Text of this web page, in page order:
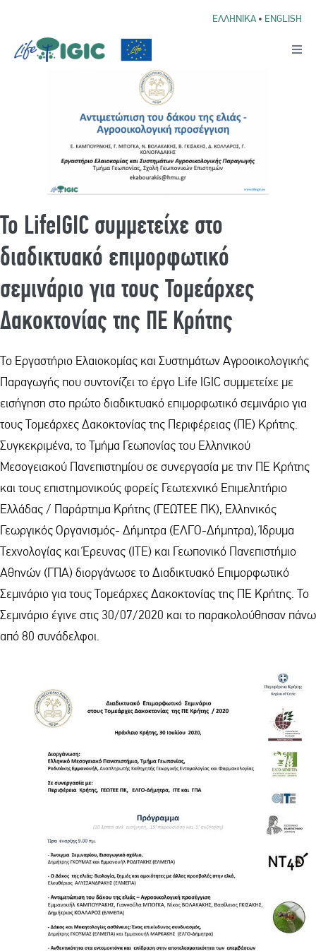
ΕΛΛΗΝΙΚΑ • ENGLISH
Το LifeIGIC συμμετείχε στο
διαδικτυακό επιμορφωτικό
σεμινάριο για τους Τομεάρχες
Δακοκτονίας της ΠΕ Κρήτης
To Εργαστήριο Ελαιοκομίας και Συστημάτων Αγροοικολογικής
Παραγωγής που συντονίζει το έργο Life IGIC συμμετείχε με
εισήγηση στο πρώτο διαδικτυακό επιμορφωτικό σεμινάριο για
τους Τομεάρχες Δακοκτονίας της Περιφέρειας (ΠΕ) Κρήτης.
Συγκεκριμένα, το Τμήμα Γεωπονίας του Ελληνικού
Μεσογειακού Πανεπιστημίου σε συνεργασία με την ΠΕ Κρήτης
και τους επιστημονικούς φορείς Γεωτεχνικό Επιμελητήριο
Ελλάδας / Παράρτημα Κρήτης (ΓΕΩΤΕΕ ΠΚ), Ελληνικός
Γεωργικός Οργανισμός- Δήμητρα (ΕΛΓO-Δήμητρα), Ίδρυμα
Τεχνολογίας και Έρευνας (ΙΤΕ) και Γεωπονικό Πανεπιστήμιο
Αθηνών (ΓΠΑ) διοργάνωσε το Διαδικτυακό Επιμορφωτικό
Σεμινάριο για τους Τομεάρχες Δακοκτονίας της ΠΕ Κρήτης. Το
Σεμινάριο έγινε στις 30/07/2020 και το παρακολούθησαν πάνω
από 80 συνάδελφοι.